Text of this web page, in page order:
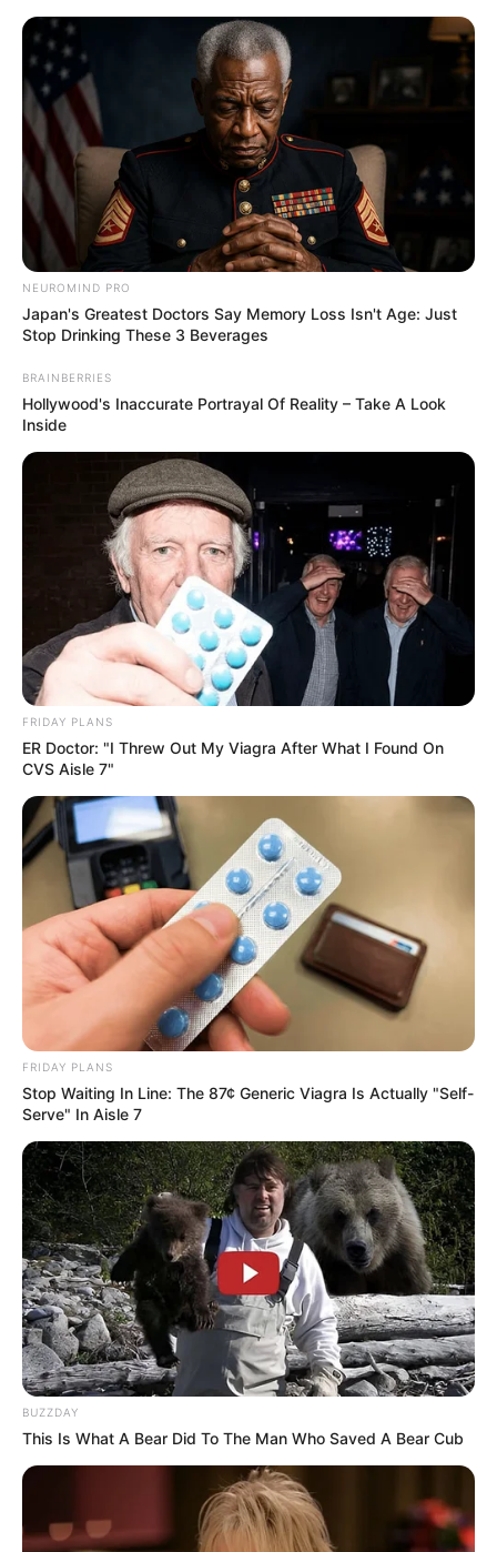
Urlaub, Ausflug, Tourismus und Freizeit
Heute ist Hohes Friedersfest (in Augsburg ein Feiertag):
Sonnabend, der 08.08.2026
Geheimtippsund noch viel mehr gibt es auf
Quermania zu sehen und zu lesen:
Die schönsten Städte
Hierzu gehörenhistorische Städtemit
begehbaren Stadtmauern, Hansestädte
barocke Denkmälerund die
beliebtesten
Städtereiseziele
Die schönsten Urlaubsziele
Alpen Ostsee,Mittelrhein,Mosel
Schweizund mehr als 100 weitere
Urlaubsregionen
Auchauf der Landkartegibt es Informationen
Burgen,Museen, Parkanlagen
und weiteren
NEUROMIND PRO
Japan's Greatest Doctors Say Memory Loss Isn't Age: Just
Stop Drinking These 3 Beverages
BRAINBERRIES
Hollywood's Inaccurate Portrayal Of Reality – Take A Look
Inside
FRIDAY PLANS
ER Doctor: "I Threw Out My Viagra After What I Found On
CVS Aisle 7"
FRIDAY PLANS
Stop Waiting In Line: The 87¢ Generic Viagra Is Actually "Self-
Serve" In Aisle 7
BUZZDAY
This Is What A Bear Did To The Man Who Saved A Bear Cub